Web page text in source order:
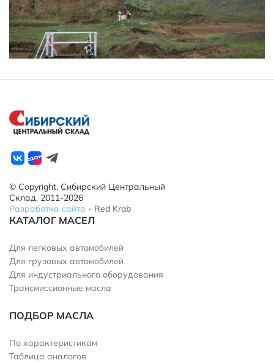
© Copyright, Сибирский Центральный
Склад, 2011-2026
Разработка сайта - Red Krab
КАТАЛОГ МАСЕЛ
Для легковых автомобилей
Для грузовых автомобилей
Для индустриального оборудования
Трансмиссионные масла
ПОДБОР МАСЛА
По характеристикам
Таблица аналогов